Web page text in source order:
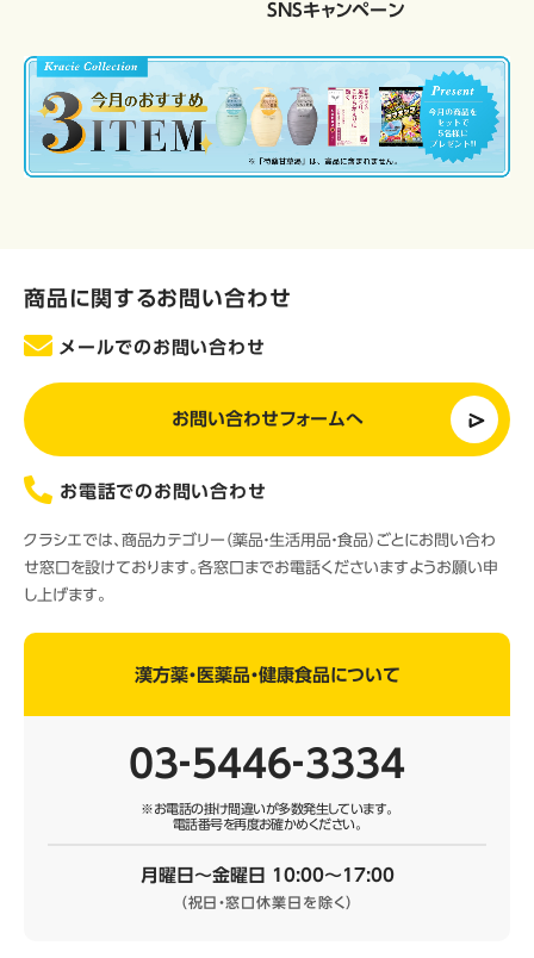
SNSキャンペーン
商品に関するお問い合わせ
メールでのお問い合わせ
お問い合わせフォームへ
お電話でのお問い合わせ
クラシエでは、商品カテゴリー（薬品・生活用品・食品）ごとにお問い合わ
せ窓口を設けております。各窓口までお電話くださいますようお願い申
し上げます。
漢方薬・医薬品・健康食品について
03‐5446‐3334
※お電話の掛け間違いが多数発生しています。
電話番号を再度お確かめください。
月曜日～金曜日 10:00～17:00
（祝日・窓口休業日を除く）